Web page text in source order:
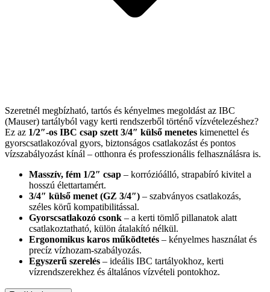
Szeretnél megbízható, tartós és kényelmes megoldást az IBC
(Mauser) tartályból vagy kerti rendszerből történő vízvételezéshez?
Ez az 1/2″-os IBC csap szett 3/4″ külső menetes kimenettel és
gyorscsatlakozóval gyors, biztonságos csatlakozást és pontos
vízszabályozást kínál – otthonra és professzionális felhasználásra is.
Masszív, fém 1/2″ csap – korrózióálló, strapabíró kivitel a
hosszú élettartamért.
3/4″ külső menet (GZ 3/4″) – szabványos csatlakozás,
széles körű kompatibilitással.
Gyorscsatlakozó csonk – a kerti tömlő pillanatok alatt
csatlakoztatható, külön átalakító nélkül.
Ergonomikus karos működtetés – kényelmes használat és
precíz vízhozam-szabályozás.
Egyszerű szerelés – ideális IBC tartályokhoz, kerti
vízrendszerekhez és általános vízvételi pontokhoz.